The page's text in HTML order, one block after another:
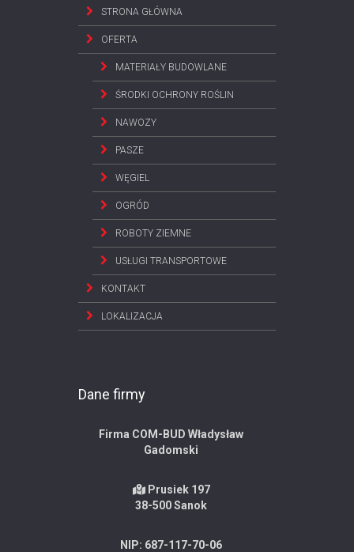
STRONA GŁÓWNA
OFERTA
MATERIAŁY BUDOWLANE
ŚRODKI OCHRONY ROŚLIN
NAWOZY
PASZE
WĘGIEL
OGRÓD
ROBOTY ZIEMNE
USŁUGI TRANSPORTOWE
KONTAKT
LOKALIZACJA
Dane firmy
Firma COM-BUD Władysław
Gadomski
Prusiek 197
38-500 Sanok
NIP: 687-117-70-06